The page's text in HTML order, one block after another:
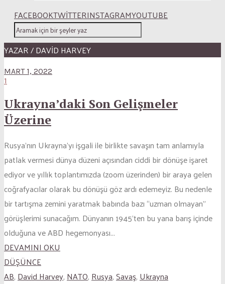
FACEBOOKTWITTERINSTAGRAMYOUTUBE
YAZAR / DAVID HARVEY
MART 1, 2022
1
Ukrayna’daki Son Gelişmeler
Üzerine
Rusya’nın Ukrayna’yı işgali ile birlikte savaşın tam anlamıyla
patlak vermesi dünya düzeni açısından ciddi bir dönüşe işaret
ediyor ve yıllık toplantımızda (zoom üzerinden) bir araya gelen
coğrafyacılar olarak bu dönüşü göz ardı edemeyiz. Bu nedenle
bir tartışma zemini yaratmak babında bazı “uzman olmayan”
görüşlerimi sunacağım. Dünyanın 1945’ten bu yana barış içinde
olduğuna ve ABD hegemonyası...
DEVAMINI OKU
DÜŞÜNCE
AB,David Harvey,NATO,Rusya,Savaş,Ukrayna